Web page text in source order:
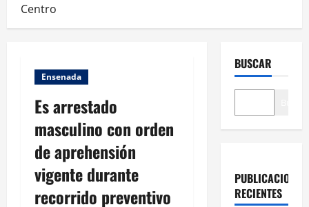
Centro
Ensenada
Es arrestado
masculino con orden
de aprehensión
vigente durante
recorrido preventivo
BUSCAR
PUBLICACIONES
RECIENTES